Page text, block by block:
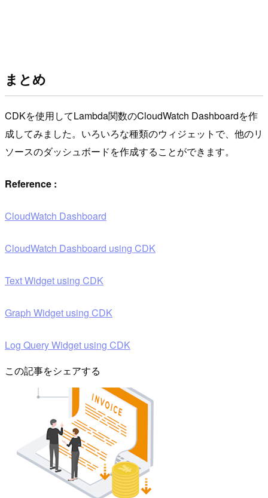
まとめ
CDKを使用してLambda関数のCloudWatch Dashboardを作
成してみました。いろいろな種類のウィジェットで、他のリ
ソースのダッシュボードを作成することができます。
Reference :
CloudWatch Dashboard
CloudWatch Dashboard using CDK
Text Widget using CDK
Graph Widget using CDK
Log Query Widget using CDK
この記事をシェアする